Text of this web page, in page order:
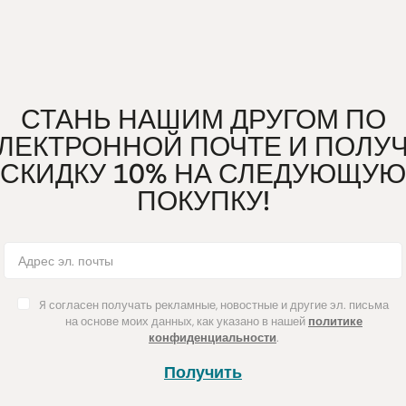
СТАНЬ НАШИМ ДРУГОМ ПО
ПОЧТЕ И
СКИДКУ 10% НА СЛЕДУЮЩУЮ
ПОКУПКУ!
Я согласен получать рекламные, новостные и другие эл. письма
на основе моих данных, как указано в нашей политике
конфиденциальности.
Получить